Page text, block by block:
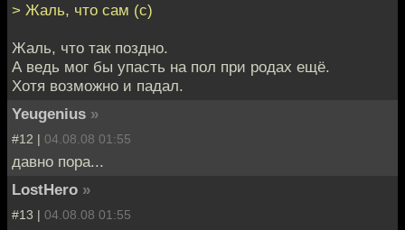
> Жаль, что сам (с)
Жаль, что так поздно.
А ведь мог бы упасть на пол при родах ещё.
Хотя возможно и падал.
Yeugenius »
#12 | 04.08.08 01:55
давно пора...
LostHero »
#13 | 04.08.08 01:55